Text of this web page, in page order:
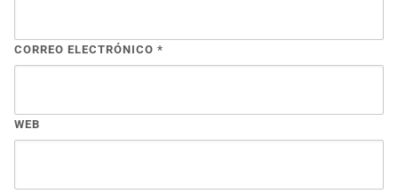
CORREO ELECTRÓNICO *
WEB